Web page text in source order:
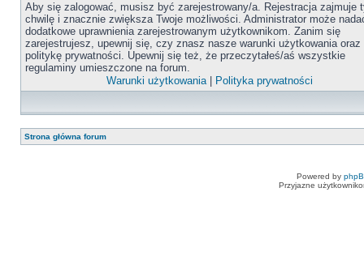
Aby się zalogować, musisz być zarejestrowany/a. Rejestracja zajmuje
chwilę i znacznie zwiększa Twoje możliwości. Administrator może
dodatkowe uprawnienia zarejestrowanym użytkownikom. Zanim się
zarejestrujesz, upewnij się, czy znasz nasze warunki użytkowania oraz
politykę prywatności. Upewnij się też, że przeczytałeś/aś wszystkie
regulaminy umieszczone na forum.
Warunki użytkowania| Polityka prywatności
Strona główna forum
Powered by
Przyjazne